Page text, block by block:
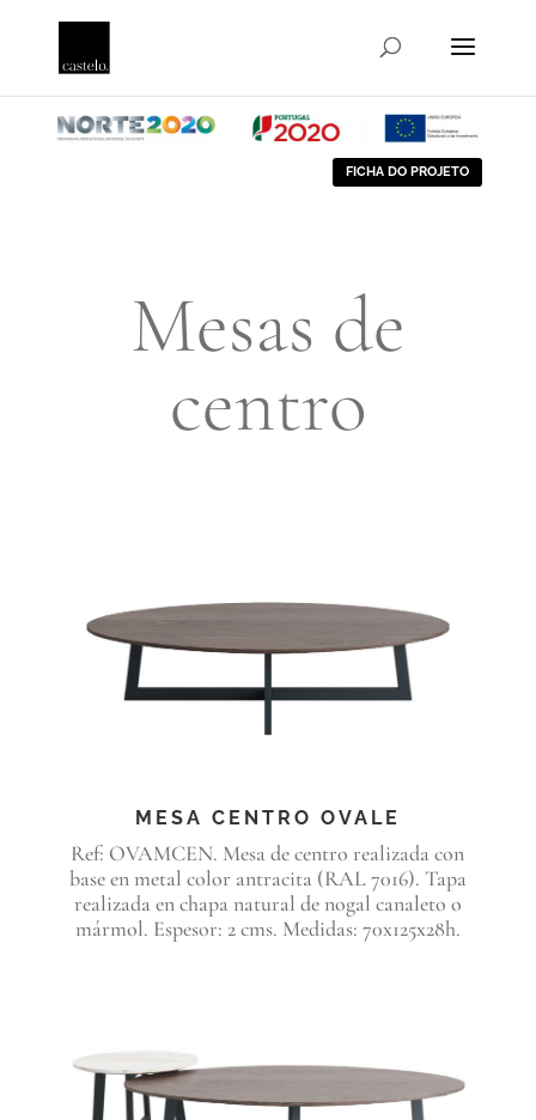
FICHA DO PROJETO
Mesas de
centro
MESA CENTRO OVALE
Ref: OVAMCEN. Mesa de centro realizada con
base en metal color antracita (RAL 7016). Tapa
realizada en chapa natural de nogal canaleto o
mármol. Espesor: 2 cms. Medidas: 70x125x28h.